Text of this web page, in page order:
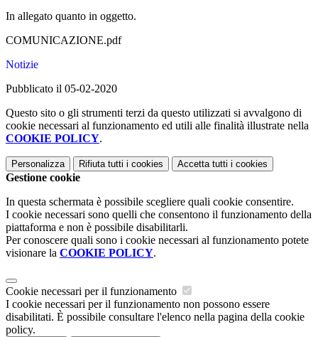
In allegato quanto in oggetto.
COMUNICAZIONE.pdf
Notizie
Pubblicato il 05-02-2020
Questo sito o gli strumenti terzi da questo utilizzati si avvalgono di
cookie necessari al funzionamento ed utili alle finalità illustrate nella
COOKIE POLICY.
Personalizza Rifiuta tutti i cookies Accetta tutti i cookies
Gestione cookie
In questa schermata è possibile scegliere quali cookie consentire.
I cookie necessari sono quelli che consentono il funzionamento della
piattaforma e non è possibile disabilitarli.
Per conoscere quali sono i cookie necessari al funzionamento potete
visionare la COOKIE POLICY.
Cookie necessari per il funzionamento
I cookie necessari per il funzionamento non possono essere
disabilitati. È possibile consultare l'elenco nella pagina della cookie
policy.